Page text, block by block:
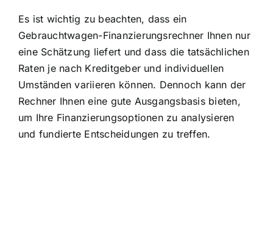
Es ist wichtig zu beachten, dass ein
Gebrauchtwagen-Finanzierungsrechner Ihnen nur
eine Schätzung liefert und dass die tatsächlichen
Raten je nach Kreditgeber und individuellen
Umständen variieren können. Dennoch kann der
Rechner Ihnen eine gute Ausgangsbasis bieten,
um Ihre Finanzierungsoptionen zu analysieren
und fundierte Entscheidungen zu treffen.